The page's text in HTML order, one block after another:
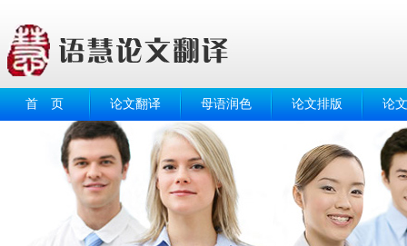
首 页 论文翻译 母语润色 论文排版 论